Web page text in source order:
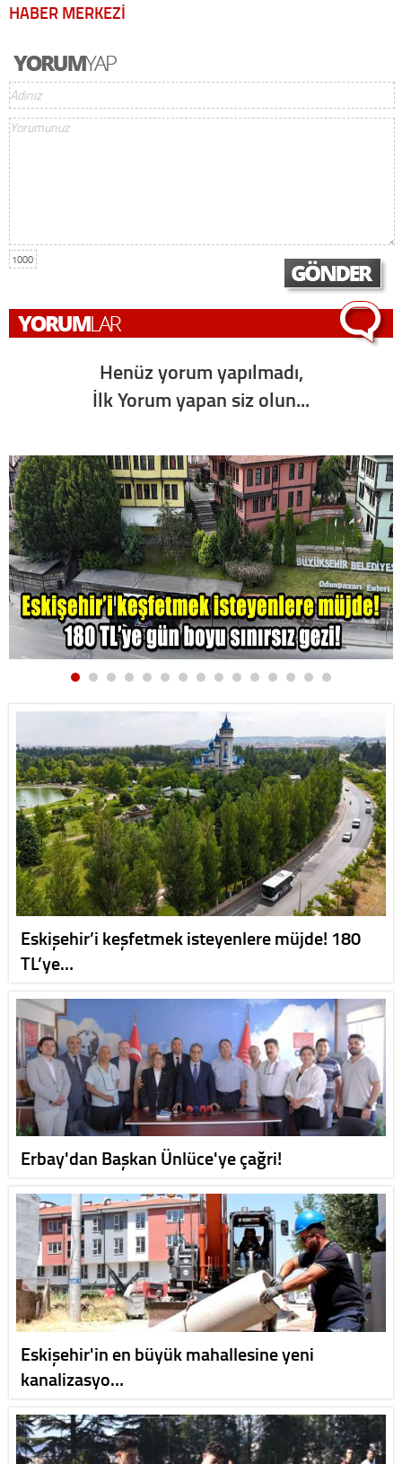
HABER MERKEZİ
1000
Henüz yorum yapılmadı,
İlk Yorum yapan siz olun...
Eskişehir’i keşfetmek isteyenlere müjde! 180
TL’ye…
Erbay'dan Başkan Ünlüce'ye çağri!
Eskişehir'in en büyük mahallesine yeni
kanalizasyo…